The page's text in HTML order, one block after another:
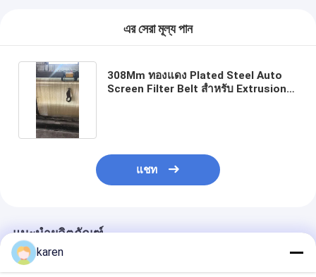
এর সেরা মূল্য পান
308Mm ทองแดง Plated Steel Auto
Screen Filter Belt สําหรับ Extrusion
แชท
แนะนำผลิตภัณฑ์
karen